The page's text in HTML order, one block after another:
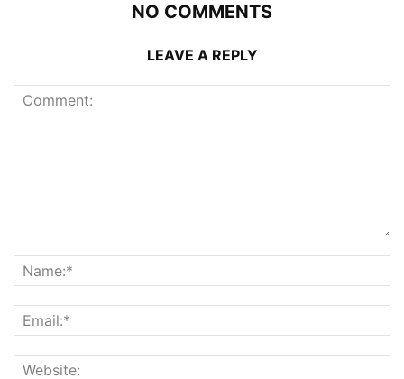
NO COMMENTS
LEAVE A REPLY